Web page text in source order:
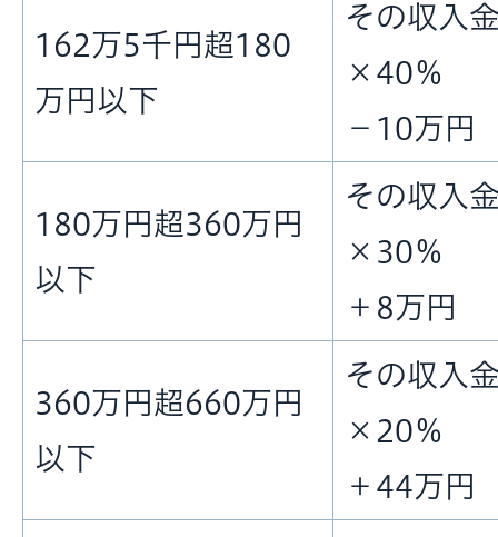
162万5千円超180
万円以下
その収入
×40％
－10万円
180万円超360万円
以下
その収入
×30％
＋8万円
360万円超660万円
以下
その収入
×20％
＋44万円